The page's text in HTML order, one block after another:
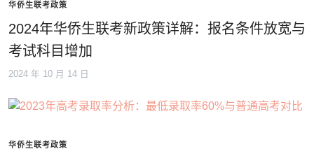
华侨生联考政策
2024年华侨生联考新政策详解：报名条件放宽与
考试科目增加
2024 年 10 月 14 日
华侨生联考政策